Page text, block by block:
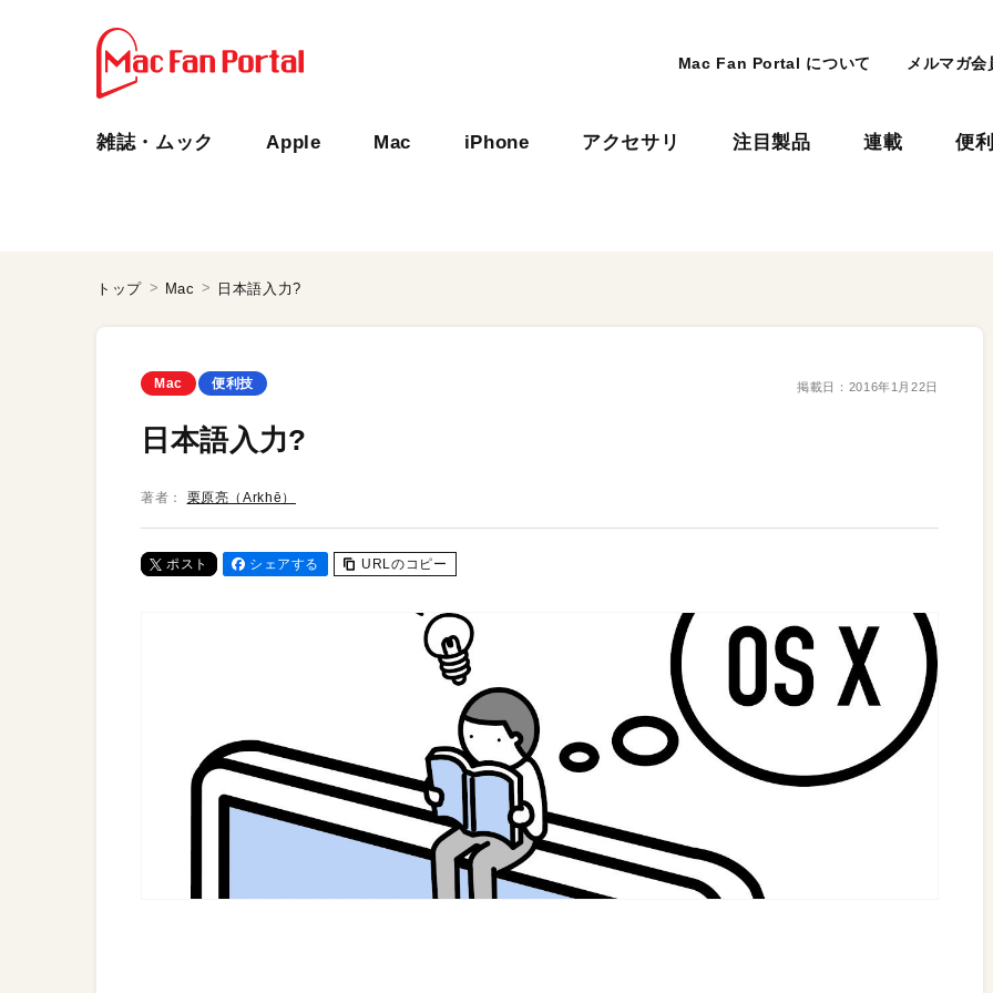
Mac Fan Portal について メルマガ会
雑誌・ムック Apple Mac iPhone アクセサリ 注目製品 連載 便
トップ Mac 日本語入力?
Mac 便利技 掲載日： 2016年1月22日
日本語入力?
著者： 栗原亮（Arkhē）
ポスト シェアする URLのコピー